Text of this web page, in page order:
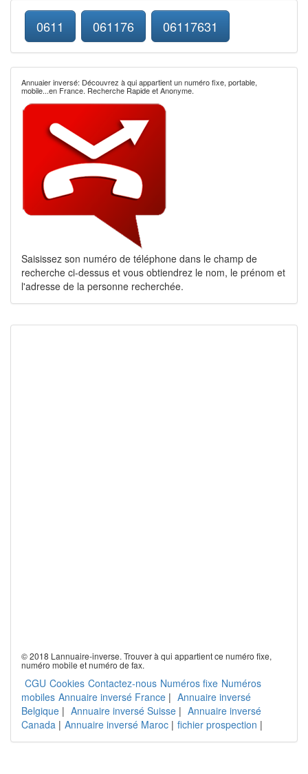
0611 061176 06117631
Annuaier inversé: Découvrez à qui appartient un numéro fixe, portable,
mobile...en France. Recherche Rapide et Anonyme.
Saisissez son numéro de téléphone dans le champ de
recherche ci-dessus et vous obtiendrez le nom, le prénom et
l'adresse de la personne recherchée.
© 2018 Lannuaire-inverse. Trouver à qui appartient ce numéro fixe,
numéro mobile et numéro de fax.
CGU Cookies Contactez-nous Numéros fixe Numéros
mobiles Annuaire inversé France | Annuaire inversé
Belgique | Annuaire inversé Suisse | Annuaire inversé
Canada | Annuaire inversé Maroc | fichier prospection |